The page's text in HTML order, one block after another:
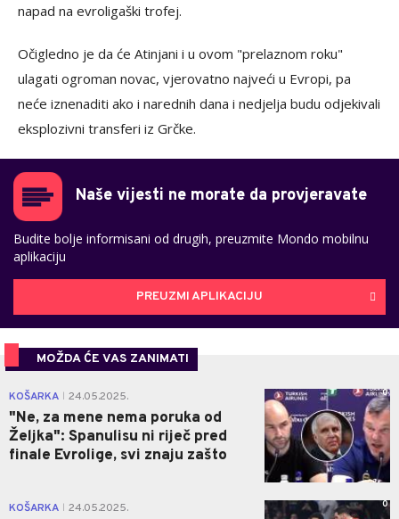
napad na evroligaški trofej.
Očigledno je da će Atinjani i u ovom "prelaznom roku"
ulagati ogroman novac, vjerovatno najveći u Evropi, pa
neće iznenaditi ako i narednih dana i nedjelja budu odjekivali
eksplozivni transferi iz Grčke.
Naše vijesti ne morate da provjeravate
Budite bolje informisani od drugih, preuzmite Mondo mobilnu
aplikaciju
PREUZMI APLIKACIJU
MOŽDA ĆE VAS ZANIMATI
KOŠARKA 24.05.2025.
"Ne, za mene nema poruka od
Željka": Spanulisu ni riječ pred
finale Evrolige, svi znaju zašto
0
KOŠARKA 24.05.2025. 0